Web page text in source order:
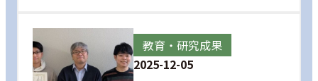
教育・研究成果
2025-12-05